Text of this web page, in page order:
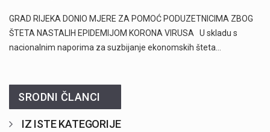
GRAD RIJEKA DONIO MJERE ZA POMOĆ PODUZETNICIMA ZBOG
ŠTETA NASTALIH EPIDEMIJOM KORONA VIRUSA U skladu s
nacionalnim naporima za suzbijanje ekonomskih šteta…
SRODNI ČLANCI
IZ ISTE KATEGORIJE